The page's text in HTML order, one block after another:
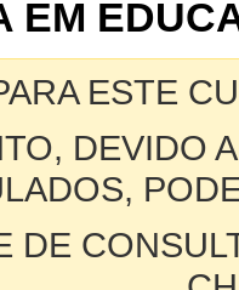
EM
ESTE
DEVIDO
DE